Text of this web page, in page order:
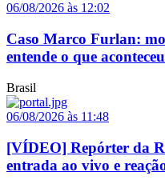
06/08/2026 às 12:02
Caso Marco Furlan:
entende o que
Brasil
06/08/2026 às 11:48
[VÍDEO] Repórter da
entrada ao vivo e